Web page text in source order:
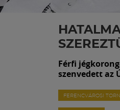
Férfi
szenvedett az
FERENCVÁROSI